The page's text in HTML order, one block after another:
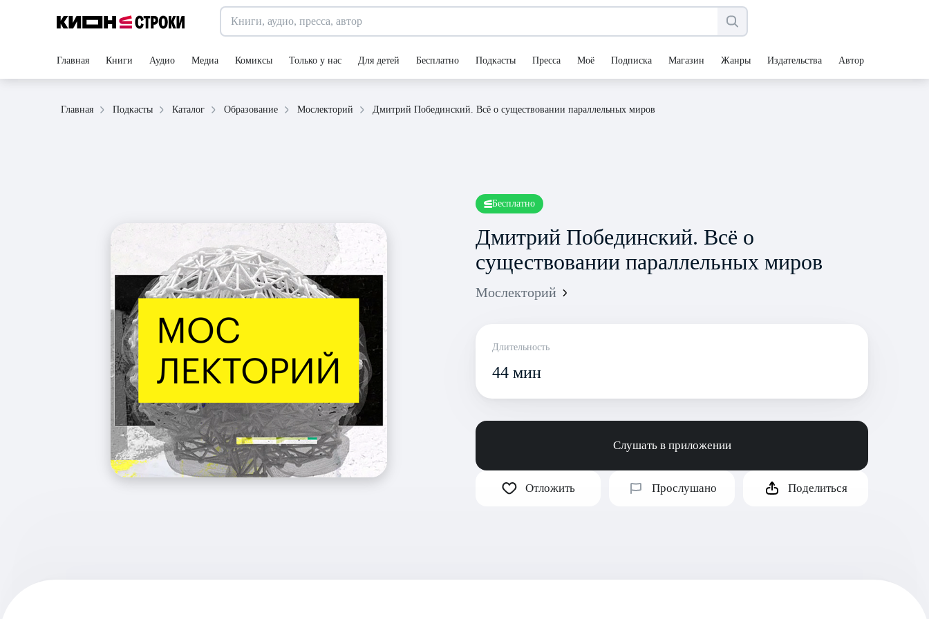
Главная Книги Аудио Медиа Комиксы Только у нас Для детей Бесплатно Подкасты Пресса Моё Подписка Магазин Жанры Издательства Авторы
Главная Подкасты Каталог Образование Мослекторий Дмитрий Побединский. Всё о существовании параллельных миров
Бесплатно
Дмитрий Побединский. Всё о
существовании параллельных миров
Мослекторий
Длительность
44 мин
Слушать в приложении
Отложить Прослушано Поделиться